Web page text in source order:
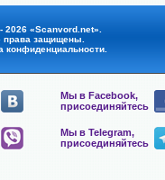
2026 «Scanvord.net».
права защищены.
конфиденциальности.
Мы в Facebook,
присоединяйтесь
Мы в Telegram,
присоединяйтесь